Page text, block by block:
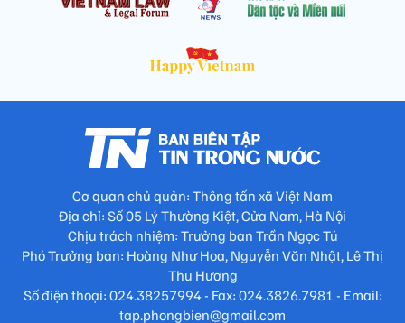
Cơ quan chủ quản: Thông tấn xã Việt Nam
Địa chỉ: Số 05 Lý Thường Kiệt, Cửa Nam, Hà Nội
Chịu trách nhiệm: Trưởng ban Trần Ngọc Tú
Phó Trưởng ban: Hoàng Như Hoa, Nguyễn Văn Nhật, Lê Thị
Thu Hương
Số điện thoại: 024.38257994 - Fax: 024.3826.7981 - Email:
tap.phongbien@gmail.com